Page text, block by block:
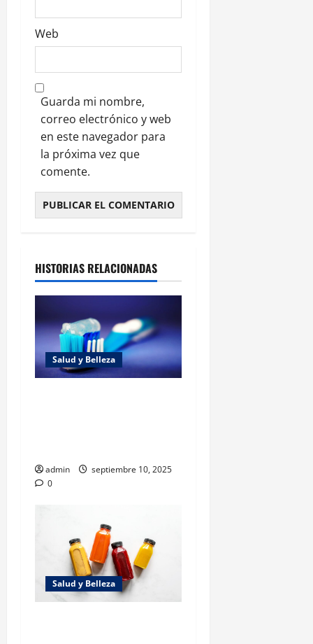
Web
Guarda mi nombre,
correo electrónico y web
en este navegador para
la próxima vez que
comente.
HISTORIAS RELACIONADAS
Salud y Belleza
admin
septiembre 10, 2025
0
Salud y Belleza